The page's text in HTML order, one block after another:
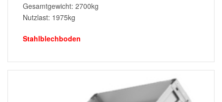
Gesamtgewicht: 2700kg
Nutzlast: 1975kg
Stahlblechboden